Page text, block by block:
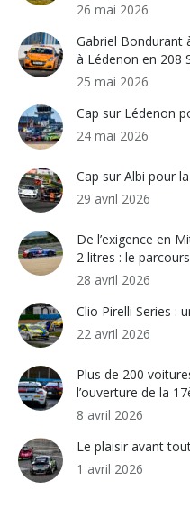
26 mai 2026
Gabriel Bondurant
à Lédenon en 208
25 mai 2026
Cap sur Lédenon
24 mai 2026
Cap sur Albi pour
29 avril 2026
De l’exigence en
2 litres : le
28 avril 2026
Clio Pirelli Series :
22 avril 2026
Plus de 200
l’ouverture de la
8 avril 2026
Le plaisir avant
1 avril 2026